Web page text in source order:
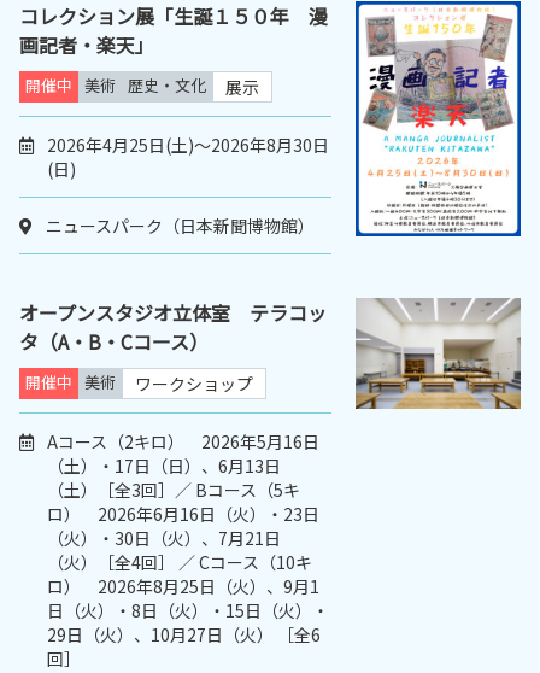
コレクション展「生誕１５０年 漫
画記者・楽天」
開催中 美術 歴史・文化 展示
2026年4月25日(土)～2026年8月30日
(日)
ニュースパーク（日本新聞博物館）
オープンスタジオ立体室 テラコッ
タ（A・B・Cコース）
開催中 美術 ワークショップ
Aコース（2キロ） 2026年5月16日
（土）・17日（日）、6月13日
（土）［全3回］／ Bコース（5キ
ロ） 2026年6月16日（火）・23日
（火）・30日（火）、7月21日
（火）［全4回］ ／ Cコース（10キ
ロ） 2026年8月25日（火）、9月1
日（火）・8日（火）・15日（火）・
29日（火）、10月27日（火） ［全6
回］